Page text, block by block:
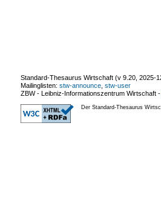
Standard-Thesaurus Wirtschaft (v 9.20 2025-
Mailinglisten: stw-announce stw-user
ZBW - Leibniz-Informationszentrum Wirtschaft -
Der Standard-Thesaurus